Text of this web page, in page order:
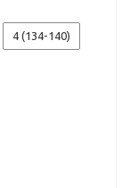
4 (134-140)